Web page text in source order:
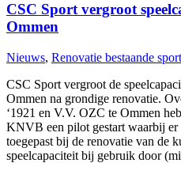
CSC Sport vergroot
Ommen
Nieuws, Renovatie bestaande
CSC Sport vergroot de
Ommen na grondige renovatie.
‘1921 en V.V. OZC te Ommen
KNVB een pilot gestart waarbij
toegepast bij de renovatie van de
speelcapaciteit bij gebruik door